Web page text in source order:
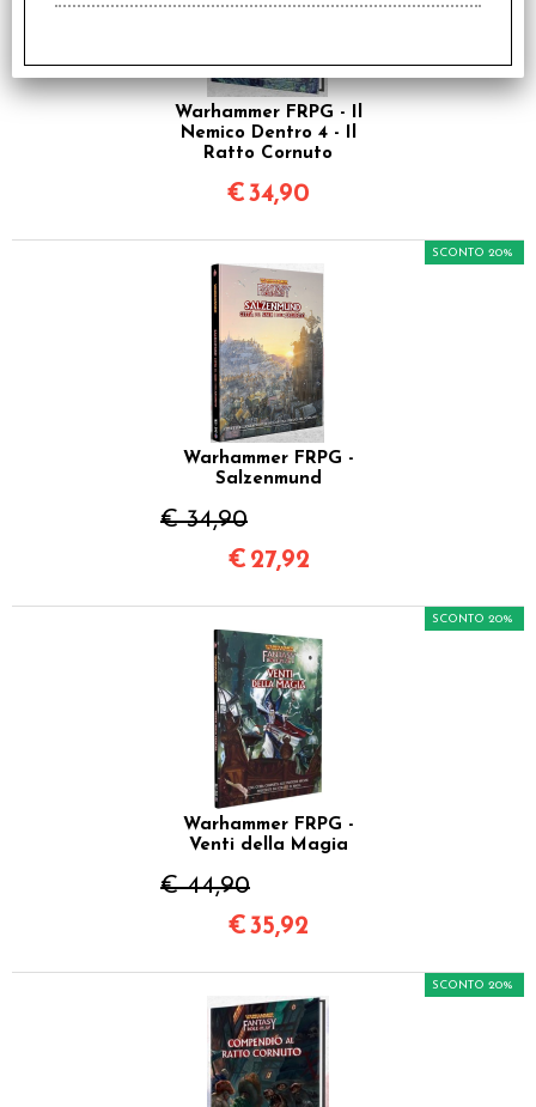
Warhammer FRPG - Il
Nemico Dentro 4 - Il
Ratto Cornuto
€34,90
Warhammer FRPG -
Salzenmund
€ 34,90
SCONTO 20%
€ 27,92
Warhammer FRPG -
Venti della Magia
€ 44,90
SCONTO 20%
€35,92
SCONTO 20%